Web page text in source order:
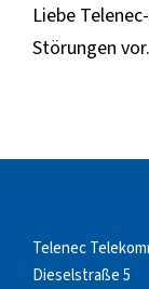
Liebe
Störungen
Telenec
Dieselstraße 5